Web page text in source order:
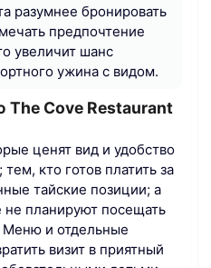
разумнее бронировать
предпочтение
увеличит шанс
ужина с видом.
The Cove Restaurant
ценят вид и удобство
кто готов платить за
тайские позиции; а
не планируют посещать
Меню и отдельные
визит в приятный